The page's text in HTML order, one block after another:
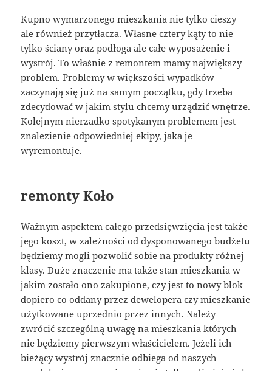
Kupno wymarzonego mieszkania nie tylko cieszy
ale również przytłacza. Własne cztery kąty to nie
tylko ściany oraz podłoga ale całe wyposażenie i
wystrój. To właśnie z remontem mamy największy
problem. Problemy w większości wypadków
zaczynają się już na samym początku, gdy trzeba
zdecydować w jakim stylu chcemy urządzić wnętrze.
Kolejnym nierzadko spotykanym problemem jest
znalezienie odpowiedniej ekipy, jaka je
wyremontuje.
remonty Koło
Ważnym aspektem całego przedsięwzięcia jest także
jego koszt, w zależności od dysponowanego budżetu
będziemy mogli pozwolić sobie na produkty różnej
klasy. Duże znaczenie ma także stan mieszkania w
jakim zostało ono zakupione, czy jest to nowy blok
dopiero co oddany przez dewelopera czy mieszkanie
użytkowane uprzednio przez innych. Należy
zwrócić szczególną uwagę na mieszkania których
nie będziemy pierwszym właścicielem. Jeżeli ich
bieżący wystrój znacznie odbiega od naszych